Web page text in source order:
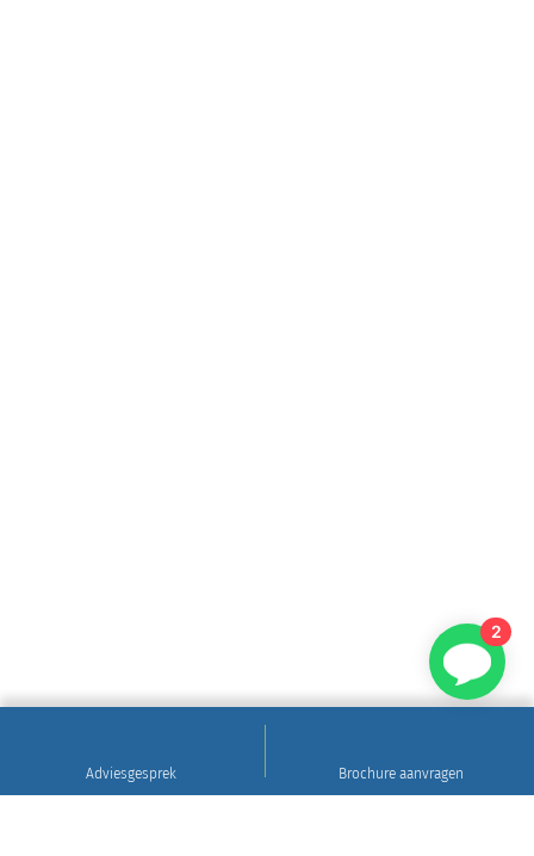
Adviesgesprek Brochure aanvragen
2